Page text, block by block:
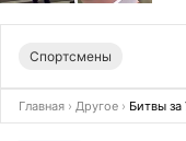
Спортсмены
Главная › Другое › Битвы за